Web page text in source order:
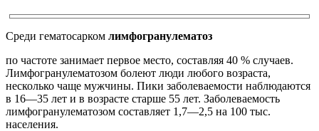
Среди гематосарком лимфогранулематоз
по частоте занимает первое место, составляя 40 % случаев.
Лимфогранулематозом болеют люди любого возраста,
несколько чаще мужчины. Пики заболеваемости наблюдаются
в 16—35 лет и в возрасте старше 55 лет. Заболеваемость
лимфогранулематозом составляет 1,7—2,5 на 100 тыс.
населения.